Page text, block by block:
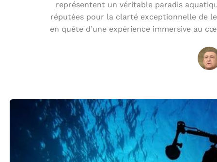
représentent un véritable paradis
réputées pour la clarté exceptionnelle de
en quête d’une expérience immersive au